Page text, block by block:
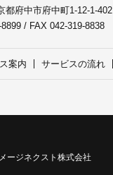
都府中市府中町1-12-1-402
/ FAX 042-319-8838
案内 サービスの流れ
ージネクスト株式会社